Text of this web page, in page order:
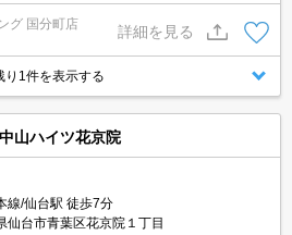
。オートロック・TVインターホン付きな
です。追い焚き・温水洗浄便座・宅配BO
グ 国分町店
詳細を見る
り1件を表示する
山ハイツ花京院
線/仙台駅 徒歩7分
仙台市青葉区花京院１丁目